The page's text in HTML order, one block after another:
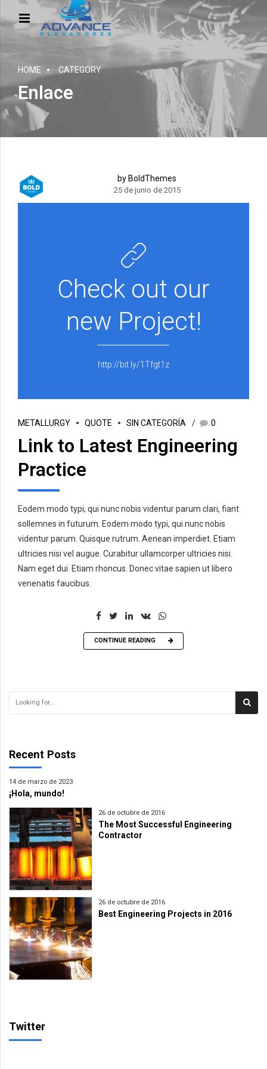
HOME CATEGORY
Enlace
by BoldThemes
25 de junio de 2015
Check out our
new Project!
http://bit.ly/1Tfgt1z
METALLURGY QUOTE SIN CATEGORÍA 0
Link to Latest Engineering
Practice
Eodem modo typi, qui nunc nobis videntur parum clari, fiant
sollemnes in futurum. Eodem modo typi, qui nunc nobis
videntur parum. Quisque rutrum. Aenean imperdiet. Etiam
ultricies nisi vel augue. Curabitur ullamcorper ultricies nisi.
Nam eget dui. Etiam rhoncus. Donec vitae sapien ut libero
venenatis faucibus.
CONTINUE READING
Recent Posts
14 de marzo de 2023
¡Hola, mundo!
26 de octubre de 2016
The Most Successful Engineering
Contractor
26 de octubre de 2016
Best Engineering Projects in 2016
Twitter